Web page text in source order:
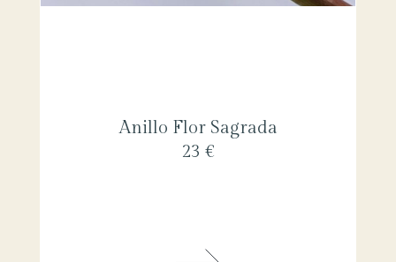
Anillo Flor Sagrada
23 €